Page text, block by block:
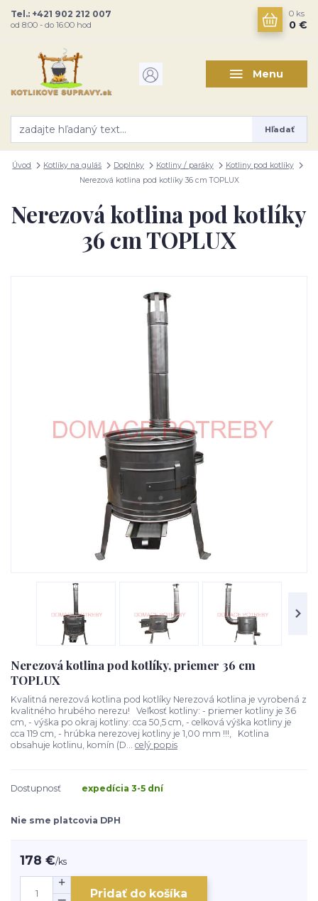
Menu
Hľadať
Tel.: +421 902 212 007
od 8:00 - do 16:00 hod
0 ks
0 €
Úvod Kotlíky na guláš Doplnky Kotliny / paráky
Kotliny pod kotlíky
Nerezová kotlina pod kotlíky 36 cm TOPLUX
Nerezová kotlina pod kotlíky
36 cm TOPLUX
Nerezová kotlina pod kotlíky, priemer 36 cm
TOPLUX
Kvalitná nerezová kotlina pod kotlíky Nerezová kotlina je vyrobená z
kvalitného hrubého nerezu! Veľkosť kotliny: - priemer kotliny je 36
cm, - výška po okraj kotliny: cca 50,5 cm, - celková výška kotliny je
cca 119 cm, - hrúbka nerezovej kotliny je 1,00 mm !!!, Kotlina
obsahuje kotlinu, komín (D... celý popis
Dostupnosť expedícia 3-5 dní
Nie sme platcovia DPH
178 €/ks
Pridať do košíka